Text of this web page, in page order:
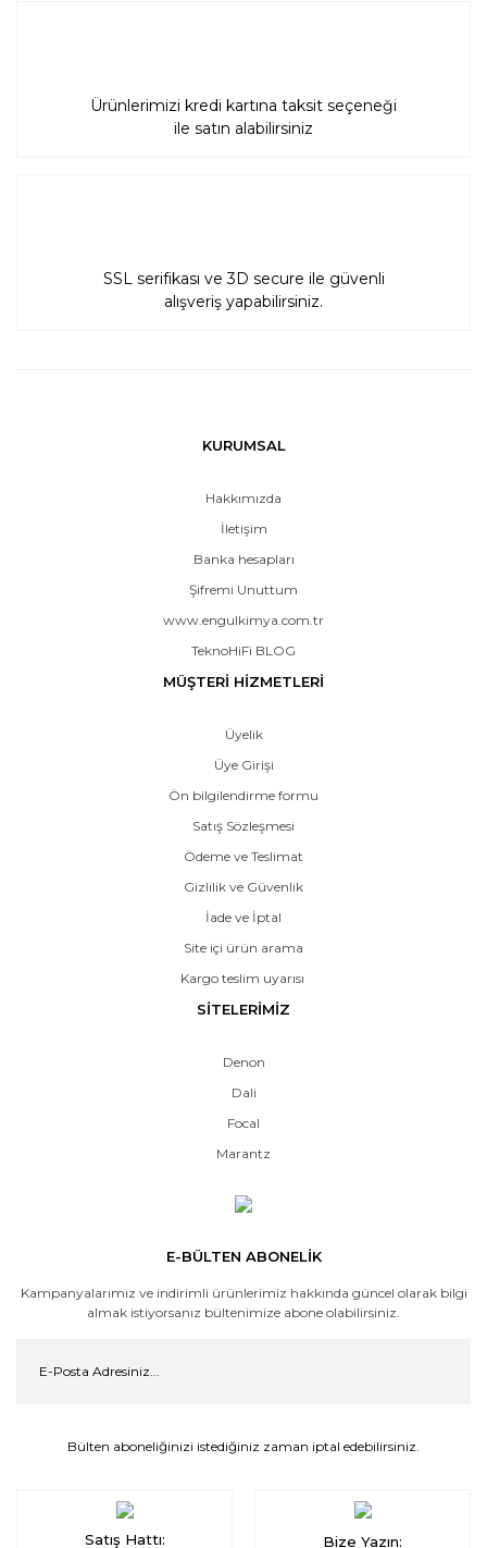
Ürünlerimizi kredi kartına taksit seçeneği
ile satın alabilirsiniz
SSL serifikası ve 3D secure ile güvenli
alışveriş yapabilirsiniz.
KURUMSAL
Hakkımızda
İletişim
Banka hesapları
Şifremi Unuttum
www.engulkimya.com.tr
TeknoHiFi BLOG
MÜŞTERİ HİZMETLERİ
Üyelik
Üye Girişi
Ön bilgilendirme formu
Satış Sözleşmesi
Ödeme ve Teslimat
Gizlilik ve Güvenlik
İade ve İptal
Site içi ürün arama
Kargo teslim uyarısı
SİTELERİMİZ
Denon
Dali
Focal
Marantz
E-BÜLTEN ABONELİK
Kampanyalarımız ve indirimli ürünlerimiz hakkında güncel olarak bilgi
almak istiyorsanız bültenimize abone olabilirsiniz.
Bülten aboneliğinizi istediğiniz zaman iptal edebilirsiniz.
Satış Hattı: Bize Yazın: